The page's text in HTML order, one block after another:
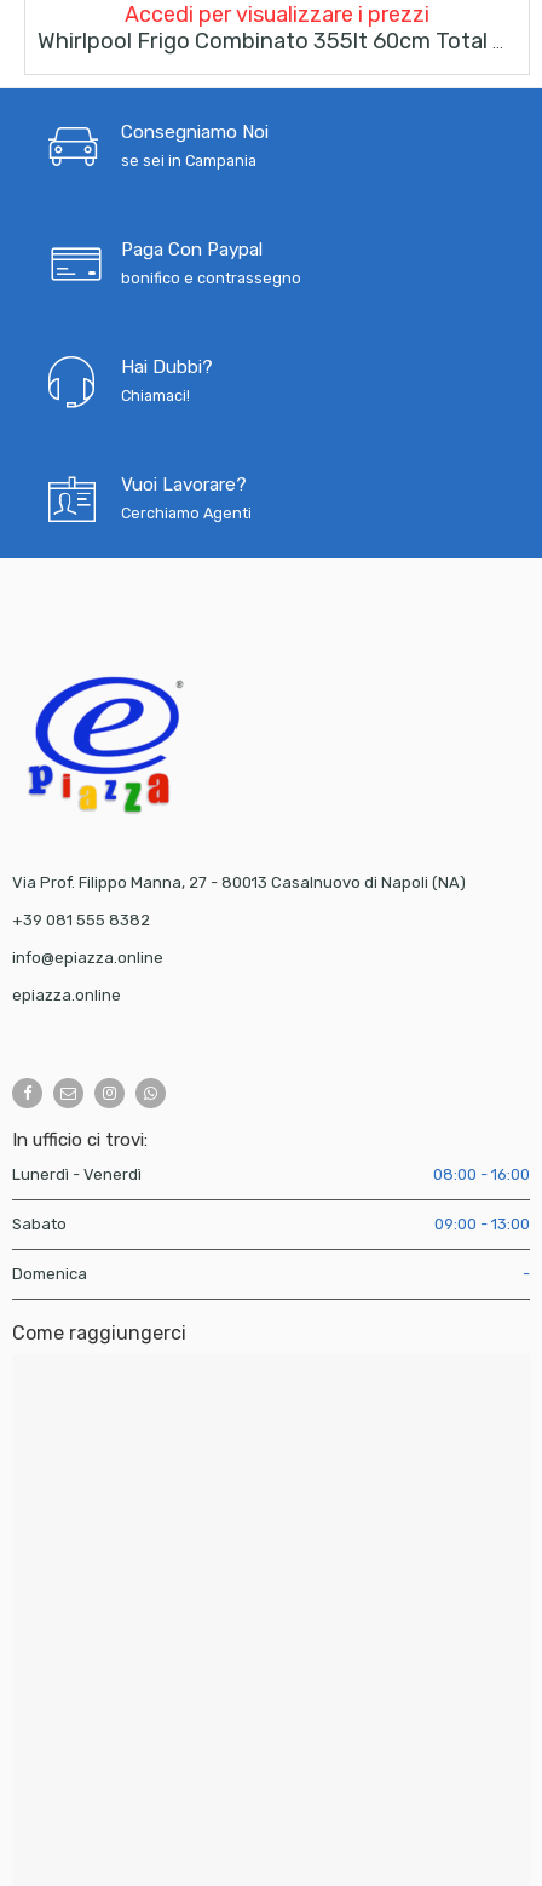
Accedi per visualizzare i prezzi
Whirlpool Frigo Combinato 355lt 60cm Total No Frost WHK 25404 XP8E Inox
Consegniamo Noi
se sei in Campania
Paga Con Paypal
bonifico e contrassegno
Hai Dubbi?
Chiamaci!
Vuoi Lavorare?
Cerchiamo Agenti
Via Prof. Filippo Manna, 27 - 80013 Casalnuovo di Napoli (NA)
+39 081 555 8382
info@epiazza.online
epiazza.online
In ufficio ci trovi:
Lunerdì - Venerdì 08:00 - 16:00
Sabato 09:00 - 13:00
Domenica -
Come raggiungerci